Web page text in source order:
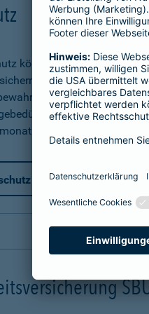
können Sie jetzt bis zu
und sich so vor
Bereits beim
oder bei
Rente.